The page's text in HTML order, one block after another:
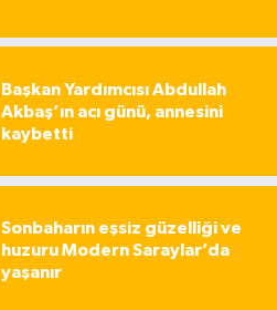
Başkan Yardımcısı Abdullah
Akbaş’ın acı günü, annesini
kaybetti
Sonbaharın eşsiz güzelliği ve
huzuru Modern Saraylar’da
yaşanır